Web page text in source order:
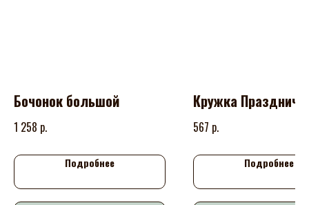
Бочонок большой
1 258 р.
Подробнее
Кружка
567 р.
Подробнее